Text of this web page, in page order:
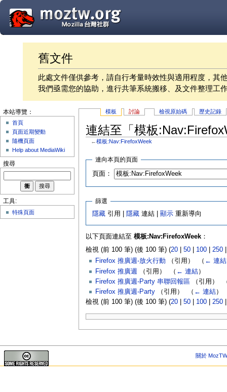
舊文件
此處文件僅供參考，請自行考量時效性與適用程度，其
我們亟需您的協助，進行共筆系統搬移、及文件整理工
模板 討論 檢視原始碼 歷史記錄
連結至「模板
←模板:Nav:FirefoxWeek
連向本頁的頁面
頁面：
篩選
隱藏 引用 | 隱藏 連結 |顯示 重新導向
以下頁面連結至 模板:Nav:FirefoxWeek：
檢視 (前 100 筆) (後 100 筆) (20| 50| 100| 250
Firefox 推廣週-放火行動（引用） ‎ （ ← 連結
Firefox 推廣週
（引用） ‎ （ ← 連結）
Firefox 推廣週-Party 串聯回報區（引用） ‎
Firefox 推廣週-Party（引用） ‎ （ ← 連結）
檢視 (前 100 筆) (後 100 筆) (20| 50| 100| 250
本站導覽：
首頁
頁面近期變動
隨機頁面
Help about MediaWiki
搜尋
工具:
特殊頁面
關於